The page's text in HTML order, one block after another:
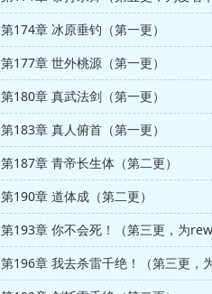
第174章 冰原垂钓（第一更）
第177章 世外桃源（第一更）
第180章 真武法剑（第一更）
第183章 真人俯首（第一更）
第187章 青帝长生体（第二更）
第190章 道体成（第二更）